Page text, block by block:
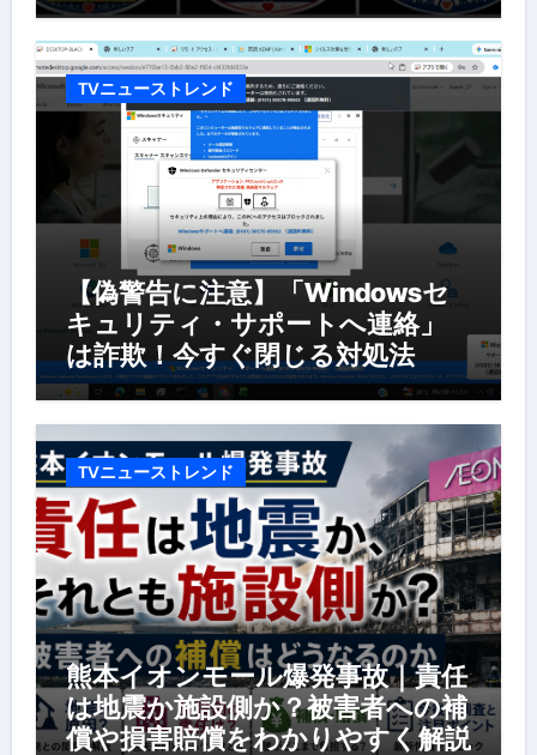
TVニューストレンド
【偽警告に注意】「Windowsセ
キュリティ・サポートへ連絡」
は詐欺！今すぐ閉じる対処法
TVニューストレンド
熊本イオンモール爆発事故｜責任
は地震か施設側か？被害者への補
償や損害賠償をわかりやすく解説